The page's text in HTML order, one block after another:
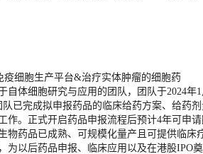
细胞生产平台&治疗实体肿瘤的细胞药
体细胞研究与应用的团队，团队于2024年
已完成拟申报药品的临床给药方案、给药
作。正式开启药品申报流程后预计4年可申
药品已成熟、可规模化量产且可提供临床
以后药品申报、临床应用以及在港股IPO奠